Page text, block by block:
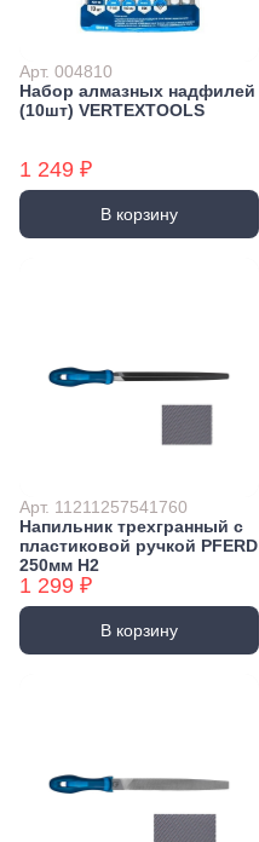
Арт. 004810
Набор алмазных надфилей
(10шт) VERTEXTOOLS
1 249 ₽
В корзину
Арт. 11211257541760
Напильник трехгранный с
пластиковой ручкой PFERD
250мм H2
1 299 ₽
В корзину